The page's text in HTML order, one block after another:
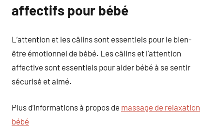
affectifs pour bébé
L’attention et les câlins sont essentiels pour le bien-
être émotionnel de bébé. Les câlins et l’attention
affective sont essentiels pour aider bébé à se sentir
sécurisé et aimé.
Plus d’informations à propos de massage de relaxation
bébé